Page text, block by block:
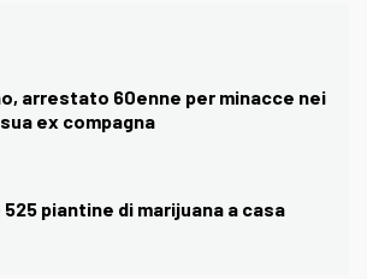
arrestato 60enne per minacce nei
ex compagna
piantine di marijuana a casa